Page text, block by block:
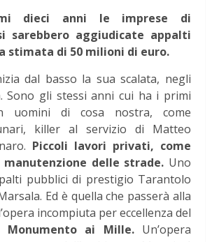
dieci anni le imprese di
sarebbero aggiudicate appalti
stimata di 50 milioni di euro.
dal basso la sua scalata, negli
Sono gli stessi anni cui ha i primi
uomini di cosa nostra, come
killer al servizio di Matteo
Piccoli lavori privati, come
manutenzione delle strade. Uno
pubblici di prestigio Tarantolo
Ed è quella che passerà alla
incompiuta per eccellenza del
Monumento ai Mille.Un’opera